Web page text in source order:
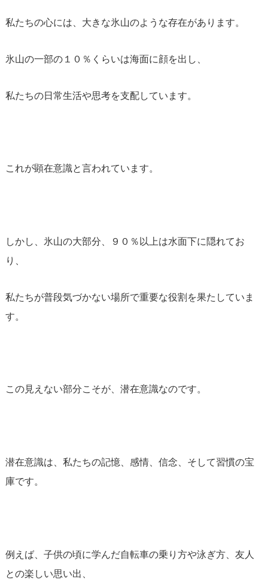
私たちの心には、大きな氷山のような存在があります。
氷山の一部の１０％くらいは海面に顔を出し、
私たちの日常生活や思考を支配しています。
これが顕在意識と言われています。
しかし、氷山の大部分、９０％以上は水面下に隠れてお
り、
私たちが普段気づかない場所で重要な役割を果たしていま
す。
この見えない部分こそが、潜在意識なのです。
潜在意識は、私たちの記憶、感情、信念、そして習慣の宝
庫です。
例えば、子供の頃に学んだ自転車の乗り方や泳ぎ方、友人
との楽しい思い出、